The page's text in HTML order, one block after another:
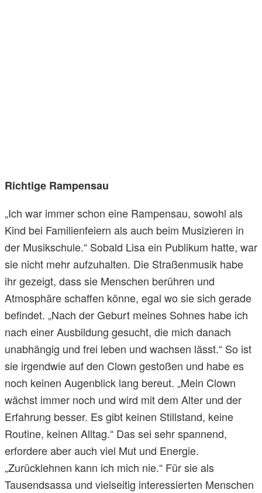
Richtige Rampensau
„Ich war immer schon eine Rampensau, sowohl als
Kind bei Familienfeiern als auch beim Musizieren in
der Musikschule.“ Sobald Lisa ein Publikum hatte, war
sie nicht mehr aufzuhalten. Die Straßenmusik habe
ihr gezeigt, dass sie Menschen berühren und
Atmosphäre schaffen könne, egal wo sie sich gerade
befindet. „Nach der Geburt meines Sohnes habe ich
nach einer Ausbildung gesucht, die mich danach
unabhängig und frei leben und wachsen lässt.“ So ist
sie irgendwie auf den Clown gestoßen und habe es
noch keinen Augenblick lang bereut. „Mein Clown
wächst immer noch und wird mit dem Alter und der
Erfahrung besser. Es gibt keinen Stillstand, keine
Routine, keinen Alltag.“ Das sei sehr spannend,
erfordere aber auch viel Mut und Energie.
„Zurücklehnen kann ich mich nie.“ Für sie als
Tausendsassa und vielseitig interessierten Menschen